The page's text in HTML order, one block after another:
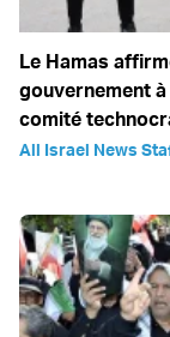
Le Hamas
gouvernement
comité
All Israel News